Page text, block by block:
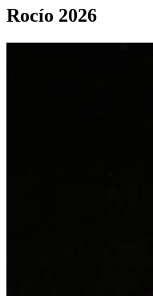
Rocío 2026